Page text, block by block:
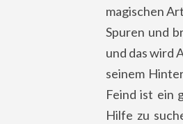
magischen
Spuren und
und das wird
seinem
Feind ist ein
Hilfe zu